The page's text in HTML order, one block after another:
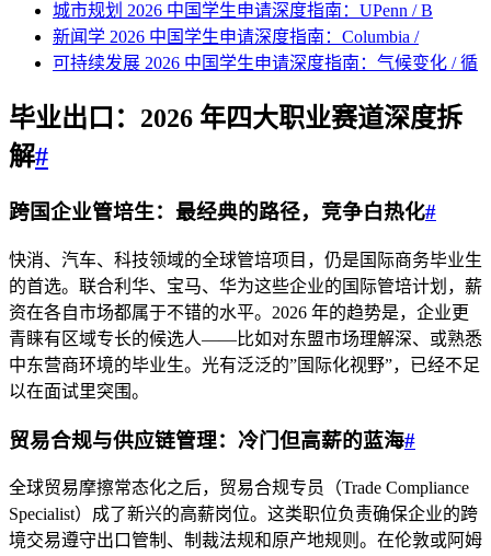
城市规划 2026 中国学生申请深度指南：UPenn / B
新闻学 2026 中国学生申请深度指南：Columbia /
可持续发展 2026 中国学生申请深度指南：气候变化 / 循
毕业出口：2026 年四大职业赛道深度拆
解#
跨国企业管培生：最经典的路径，竞争白热化#
快消、汽车、科技领域的全球管培项目，仍是国际商务毕业生
的首选。联合利华、宝马、华为这些企业的国际管培计划，薪
资在各自市场都属于不错的水平。2026 年的趋势是，企业更
青睐有区域专长的候选人——比如对东盟市场理解深、或熟悉
中东营商环境的毕业生。光有泛泛的”国际化视野”，已经不足
以在面试里突围。
贸易合规与供应链管理：冷门但高薪的蓝海#
全球贸易摩擦常态化之后，贸易合规专员（Trade Compliance
Specialist）成了新兴的高薪岗位。这类职位负责确保企业的跨
境交易遵守出口管制、制裁法规和原产地规则。在伦敦或阿姆